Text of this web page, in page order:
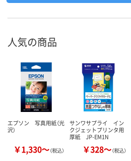
人気の商品
エプソン 写真用紙（光
沢）
￥1,330～（税込）
サンワサプライ イン
クジェットプリンタ用
厚紙 JP-EM1N
￥328～（税込）